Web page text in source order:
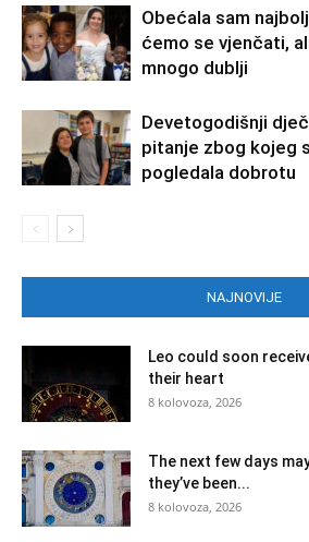
Obećala sam
ćemo se vjenčati,
mnogo dublji
Devetogodišnji
pitanje zbog kojeg
pogledala dobrotu
NAJNOVIJE
Leo could soon
their heart
8 kolovoza, 2026
The next few days
they’ve been...
8 kolovoza, 2026